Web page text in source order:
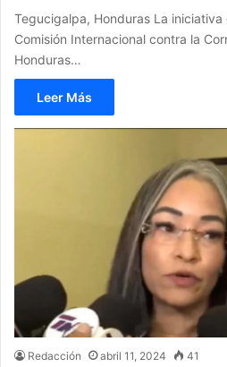
Tegucigalpa, Honduras La
Comisión Internacional contra la
Honduras…
Leer Más
Redacción abril 11, 2024 41